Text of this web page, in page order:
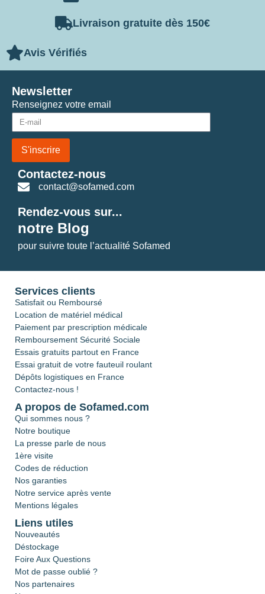
Livraison gratuite dès 150€
Avis Vérifiés
Renseignez votre email
S'inscrire
Newsletter
Contactez-nous
contact@sofamed.com
Rendez-vous sur...
notre Blog
pour suivre toute l’actualité Sofamed
Services clients
Satisfait ou Remboursé
Location de matériel médical
Paiement par prescription médicale
Remboursement Sécurité Sociale
Essais gratuits partout en France
Essai gratuit de votre fauteuil roulant
Dépôts logistiques en France
Contactez-nous !
A propos de Sofamed.com
Qui sommes nous ?
Notre boutique
La presse parle de nous
1ère visite
Codes de réduction
Nos garanties
Notre service après vente
Mentions légales
Liens utiles
Nouveautés
Déstockage
Foire Aux Questions
Mot de passe oublié ?
Nos partenaires